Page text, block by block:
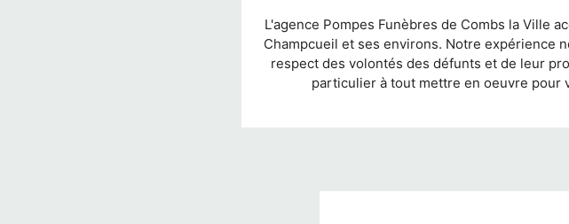
L'agence Pompes Funèbres de Combs la Ville
Champcueil et ses environs. Notre expérience
respect des volontés des défunts et de leur
particulier à tout mettre en oeuvre pour